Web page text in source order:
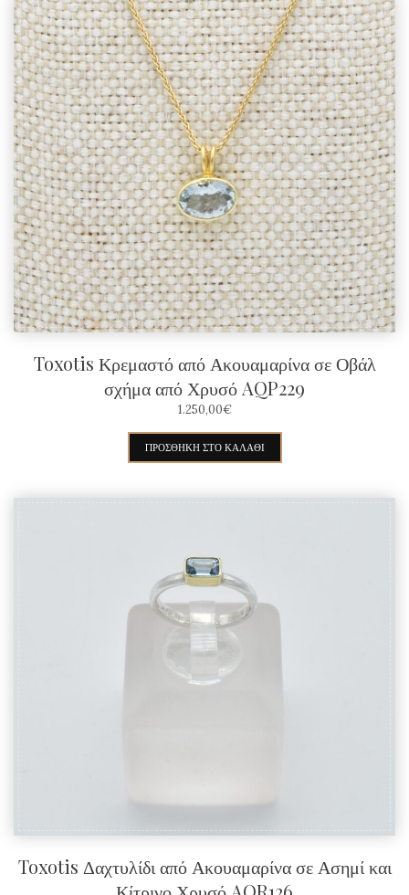
Toxotis Κρεμαστό από Ακουαμαρίνα σε Οβάλ
σχήμα από Χρυσό AQP229
1.250,00€
ΠΡΟΣΘΉΚΗ ΣΤΟ ΚΑΛΆΘΙ
Toxotis Δαχτυλίδι από Ακουαμαρίνα σε Ασημί και